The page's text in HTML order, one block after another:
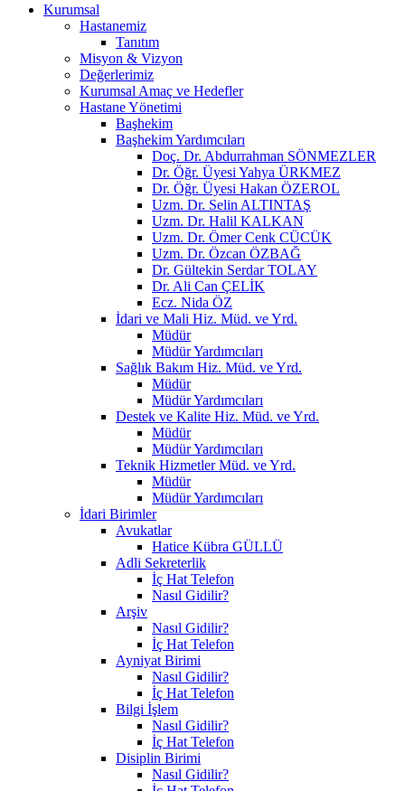
Kurumsal
Hastanemiz
Tanıtım
Misyon & Vizyon
Değerlerimiz
Kurumsal Amaç ve Hedefler
Hastane Yönetimi
Başhekim
Başhekim Yardımcıları
Doç. Dr. Abdurrahman SÖNMEZLER
Dr. Öğr. Üyesi Yahya ÜRKMEZ
Dr. Öğr. Üyesi Hakan ÖZEROL
Uzm. Dr. Selin ALTINTAŞ
Uzm. Dr. Halil KALKAN
Uzm. Dr. Ömer Cenk CÜCÜK
Uzm. Dr. Özcan ÖZBAĞ
Dr. Gültekin Serdar TOLAY
Dr. Ali Can ÇELİK
Ecz. Nida ÖZ
İdari ve Mali Hiz. Müd. ve Yrd.
Müdür
Müdür Yardımcıları
Sağlık Bakım Hiz. Müd. ve Yrd.
Müdür
Müdür Yardımcıları
Destek ve Kalite Hiz. Müd. ve Yrd.
Müdür
Müdür Yardımcıları
Teknik Hizmetler Müd. ve Yrd.
Müdür
Müdür Yardımcıları
İdari Birimler
Avukatlar
Hatice Kübra GÜLLÜ
Adli Sekreterlik
İç Hat Telefon
Nasıl Gidilir?
Arşiv
Nasıl Gidilir?
İç Hat Telefon
Ayniyat Birimi
Nasıl Gidilir?
İç Hat Telefon
Bilgi İşlem
Nasıl Gidilir?
İç Hat Telefon
Disiplin Birimi
Nasıl Gidilir?